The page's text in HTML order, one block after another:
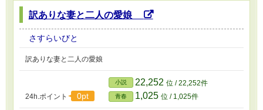
訳ありな妻と二人の愛娘
さすらいびと
訳ありな妻と二人の愛娘
24h.ポイント 0pt
小説 22,252 位 / 22,252件
青春 1,025 位 / 1,025件